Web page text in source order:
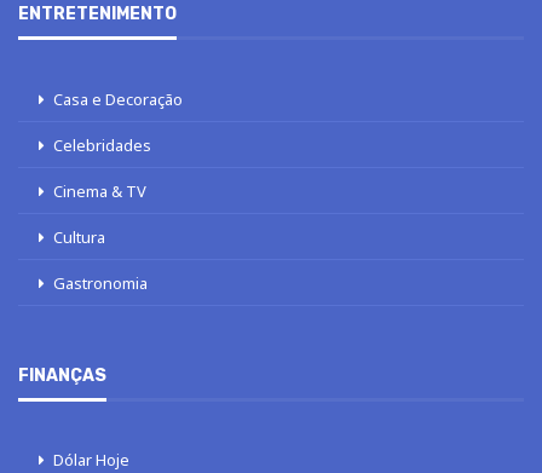
ENTRETENIMENTO
Casa e Decoração
Celebridades
Cinema & TV
Cultura
Gastronomia
FINANÇAS
Dólar Hoje